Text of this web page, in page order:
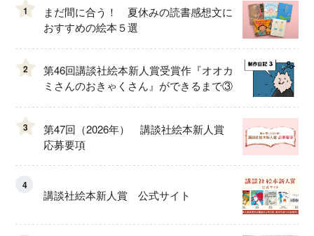
1
まだ間に合う！ 夏休みの読書感想文に
おすすめの絵本５選
2
第46回講談社絵本新人賞受賞作『オオカ
ミさんのおきゃくさん』ができるまで③
3
第47回（2026年） 講談社絵本新人賞
応募要項
4
講談社絵本新人賞 公式サイト